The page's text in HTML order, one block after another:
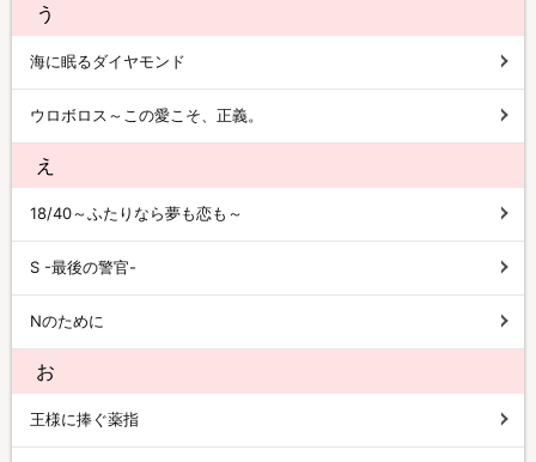
う
海に眠るダイヤモンド
ウロボロス～この愛こそ、正義。
え
18/40～ふたりなら夢も恋も～
S -最後の警官-
Nのために
お
王様に捧ぐ薬指